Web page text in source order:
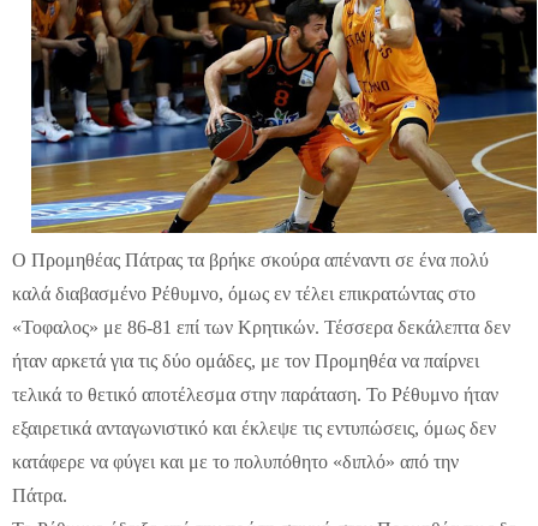
Ο Προμηθέας Πάτρας τα βρήκε σκούρα απέναντι σε ένα πολύ
καλά διαβασμένο Ρέθυμνο, όμως εν τέλει επικρατώντας στο
«Τοφαλος» με 86-81 επί των Κρητικών. Τέσσερα δεκάλεπτα δεν
ήταν αρκετά για τις δύο ομάδες, με τον Προμηθέα να παίρνει
τελικά το θετικό αποτέλεσμα στην παράταση. Το Ρέθυμνο ήταν
εξαιρετικά ανταγωνιστικό και έκλεψε τις εντυπώσεις, όμως δεν
κατάφερε να φύγει και με το πολυπόθητο «διπλό» από την
Πάτρα.